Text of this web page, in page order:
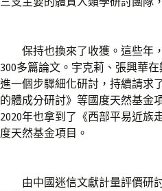
保持也換來了收獲。這些年
300多篇論文。宇克莉、張興華
進一個步驟細化研討，持續請求
的體成分研討》等國度天然基金
2020年也拿到了《西部平易近族
度天然基金項目。
由中國迷信文獻計量評價研